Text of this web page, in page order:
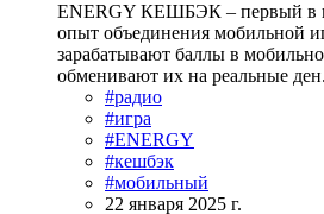
ENERGY КЕШБЭК – первый в
опыт объединения мобильной
зарабатывают баллы в
обменивают их на реальные
#радио
#игра
#ENERGY
#кешбэк
#мобильный
22 января 2025 г.